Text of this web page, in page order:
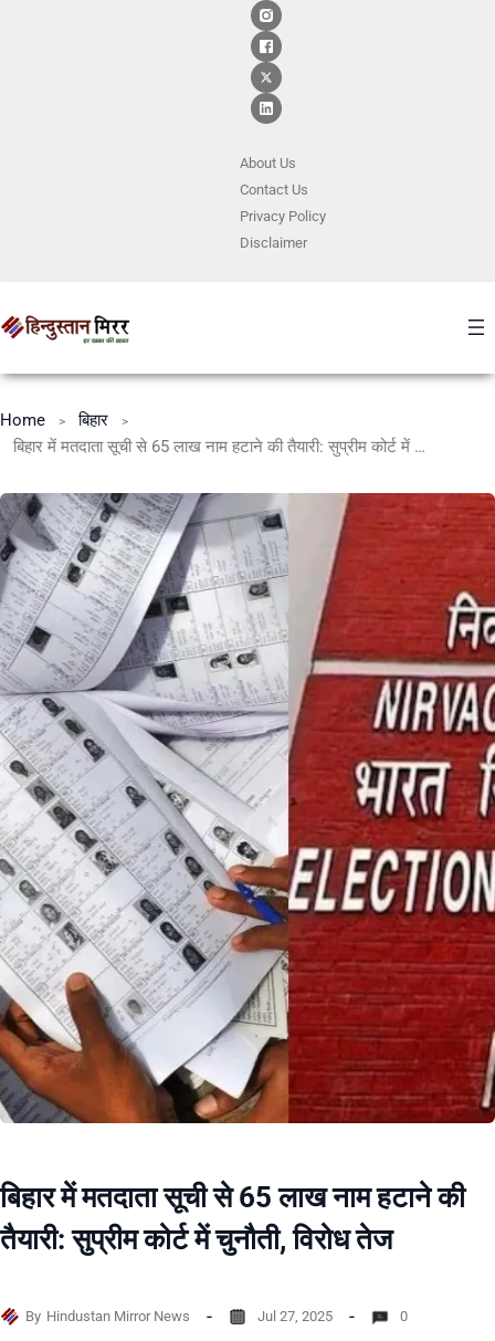
About Us
ContactUs
Privacy Policy
Disclaimer
Home
बिहार
बिहार में मतदाता सूची से 65 लाख नाम हटाने की तैयारी: सुप्रीम कोर्ट में चुनौती, विरोध तेज
बिहार में मतदाता सूची से 65 लाख नाम हटाने की
तैयारी: सुप्रीम कोर्ट में चुनौती, विरोध तेज
By Hindustan Mirror News Jul 27, 2025 0